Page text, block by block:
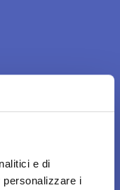
e di
personalizzare i